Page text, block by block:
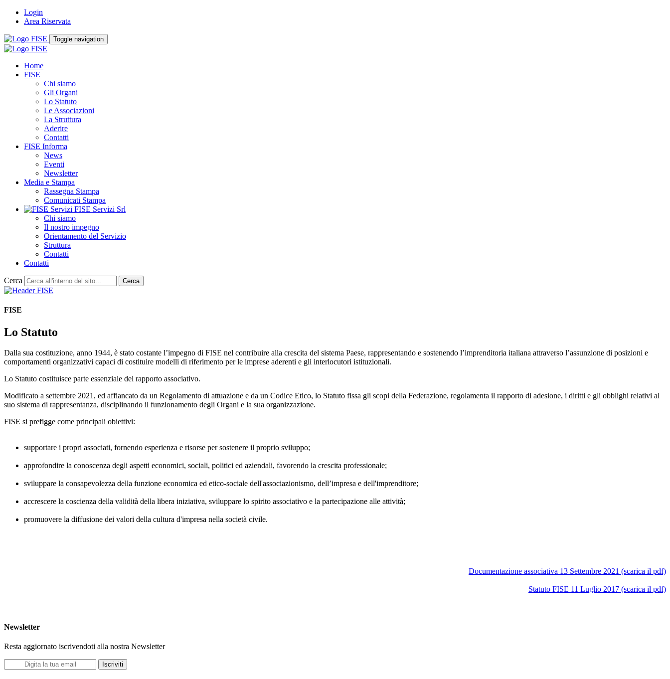
Login
Area Riservata
Toggle navigation
Home
FISE
Chi siamo
Gli Organi
Lo Statuto
Le Associazioni
La Struttura
Aderire
Contatti
FISE Informa
News
Eventi
Newsletter
Media e Stampa
Rassegna Stampa
Comunicati Stampa
FISE Servizi Srl
Chi siamo
Il nostro impegno
Orientamento del Servizio
Struttura
Contatti
Contatti
Cerca Cerca
FISE
Lo Statuto
Dalla sua costituzione, anno 1944, è stato costante l’impegno di FISE nel contribuire alla crescita del sistema Paese, rappresentando e sostenendo l’imprenditoria italiana attraverso l’assunzione di posizioni e
comportamenti organizzativi capaci di costituire modelli di riferimento per le imprese aderenti e gli interlocutori istituzionali.
Lo Statuto costituisce parte essenziale del rapporto associativo.
Modificato a settembre 2021, ed affiancato da un Regolamento di attuazione e da un Codice Etico, lo Statuto fissa gli scopi della Federazione, regolamenta il rapporto di adesione, i diritti e gli obblighi relativi al
suo sistema di rappresentanza, disciplinando il funzionamento degli Organi e la sua organizzazione.
FISE si prefigge come principali obiettivi:
supportare i propri associati, fornendo esperienza e risorse per sostenere il proprio sviluppo;
approfondire la conoscenza degli aspetti economici, sociali, politici ed aziendali, favorendo la crescita professionale;
sviluppare la consapevolezza della funzione economica ed etico-sociale dell'associazionismo, dell’impresa e dell'imprenditore;
accrescere la coscienza della validità della libera iniziativa, sviluppare lo spirito associativo e la partecipazione alle attività;
promuovere la diffusione dei valori della cultura d'impresa nella società civile.
Documentazione associativa 13 Settembre 2021 (scarica il pdf)
Statuto FISE 11 Luglio 2017 (scarica il pdf)
Newsletter
Resta aggiornato iscrivendoti alla nostra Newsletter
Iscriviti